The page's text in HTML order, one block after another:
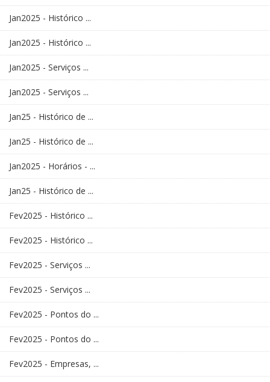
Jan2025 - Histórico ...
Jan2025 - Histórico ...
Jan2025 - Serviços ...
Jan2025 - Serviços ...
Jan25 - Histórico de ...
Jan25 - Histórico de ...
Jan2025 - Horários - ...
Jan25 - Histórico de ...
Fev2025 - Histórico ...
Fev2025 - Histórico ...
Fev2025 - Serviços ...
Fev2025 - Serviços ...
Fev2025 - Pontos do ...
Fev2025 - Pontos do ...
Fev2025 - Empresas, ...